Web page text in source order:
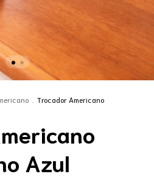
Trocador Americano
Azul